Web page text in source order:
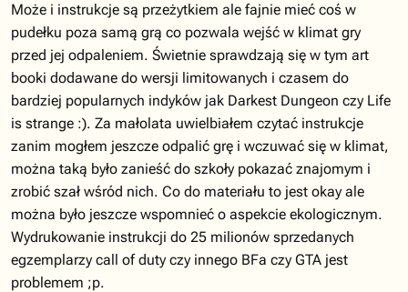
Może i instrukcje są przeżytkiem ale fajnie mieć coś w
pudełku poza samą grą co pozwala wejść w klimat gry
przed jej odpaleniem. Świetnie sprawdzają się w tym art
booki dodawane do wersji limitowanych i czasem do
bardziej popularnych indyków jak Darkest Dungeon czy Life
is strange :). Za małolata uwielbiałem czytać instrukcje
zanim mogłem jeszcze odpalić grę i wczuwać się w klimat,
można taką było zanieść do szkoły pokazać znajomym i
zrobić szał wśród nich. Co do materiału to jest okay ale
można było jeszcze wspomnieć o aspekcie ekologicznym.
Wydrukowanie instrukcji do 25 milionów sprzedanych
egzemplarzy call of duty czy innego BFa czy GTA jest
problemem ;p.